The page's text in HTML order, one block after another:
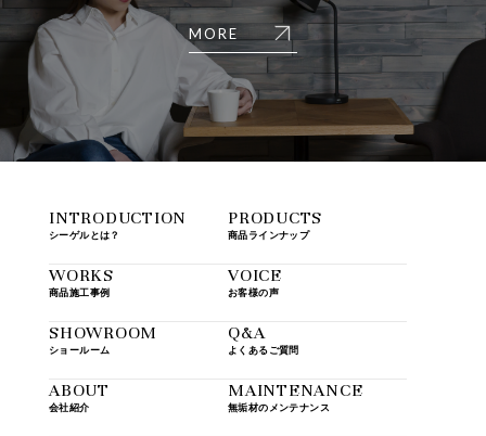
MORE
INTRODUCTION
シーゲルとは？
PRODUCTS
商品ラインナップ
WORKS
商品施工事例
VOICE
お客様の声
SHOWROOM
ショールーム
Q&A
よくあるご質問
ABOUT
会社紹介
MAINTENANCE
無垢材のメンテナンス